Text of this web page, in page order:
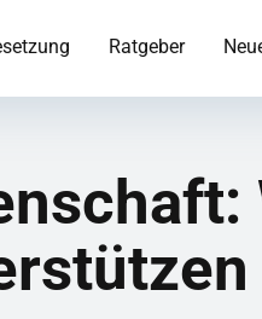
Ratgeber